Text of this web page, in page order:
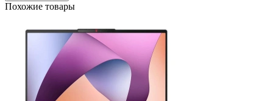
Похожие товары